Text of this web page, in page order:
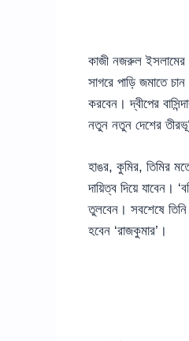
কাজী নজরুল ইসলামের
সাগরে পাড়ি জমাতে
করবেন। দ্বীপের
নতুন নতুন দেশের
হাঙর, কুমির, তিমির
দায়িত্ব দিয়ে যাবেন।
তুলবেন। সবশেষে তিনি
হবেন ‘রাজকুমার’।